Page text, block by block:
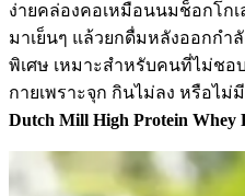
ง่ายคล่องคอเหมือนนมช็อกโกเ
มาเย็นๆ แล้วยกดื่มหลังออกกำ
พิเศษ เหมาะสำหรับคนที่ไม่ช
กายเพราะจุก กินไม่ลง หรือไม่
Dutch Mill High Protein Whey